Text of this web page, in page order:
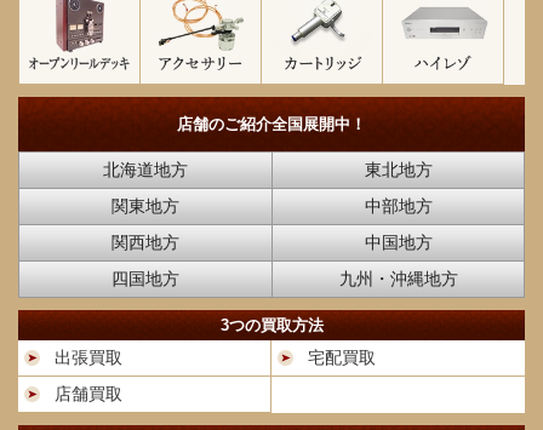
店舗のご紹介全国展開中！
北海道地方
東北地方
関東地方
中部地方
関西地方
中国地方
四国地方
九州・沖縄地方
3つの買取方法
出張買取
宅配買取
店舗買取